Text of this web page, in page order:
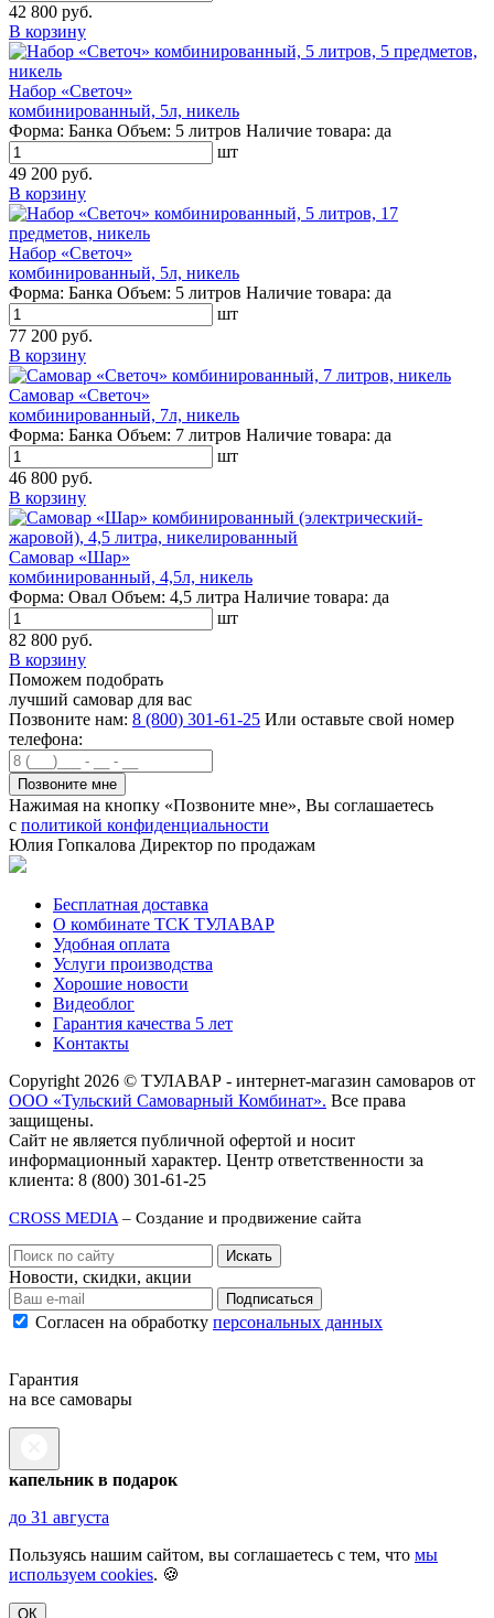
42 800 руб.
В корзину
Набор «Светоч»
комбинированный, 5л, никель
Форма: Банка Объем: 5 литров Наличие товара: да
шт
49 200 руб.
В корзину
Набор «Светоч»
комбинированный, 5л, никель
Форма: Банка Объем: 5 литров Наличие товара: да
шт
77 200 руб.
В корзину
Самовар «Светоч»
комбинированный, 7л, никель
Форма: Банка Объем: 7 литров Наличие товара: да
шт
46 800 руб.
В корзину
Самовар «Шар»
комбинированный, 4,5л, никель
Форма: Овал Объем: 4,5 литра Наличие товара: да
шт
82 800 руб.
В корзину
Поможем подобрать
лучший самовар для вас
Позвоните нам: 8 (800) 301-61-25 Или оставьте свой номер
телефона:
Нажимая на кнопку «Позвоните мне», Вы соглашаетесь
с политикой конфиденциальности
Юлия Гопкалова Директор по продажам
Бесплатная доставка
О комбинате ТСК ТУЛАВАР
Удобная оплата
Услуги производства
Хорошие новости
Видеоблог
Гарантия качества 5 лет
Kонтакты
Copyright 2026 © ТУЛАВАР - интернет-магазин самоваров от
ООО «Тульский Самоварный Комбинат». Все права
защищены.
Сайт не является публичной офертой и носит
информационный характер. Центр ответственности за
клиента: 8 (800) 301-61-25
CROSS MEDIA – Создание и продвижение сайта
Новости, скидки, акции
Подписаться
Согласен на обработку персональных данных
Гарантия
на все самовары
капельник в подарок
до 31 августа
Пользуясь нашим сайтом, вы соглашаетесь с тем, что мы
используем cookies. 🍪
ОК